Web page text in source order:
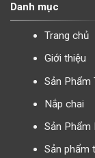
Danh mục
Trang chủ
Giới thiệu
Sản Phẩm
Nắp chai
Sản Phẩm
Sản phẩm